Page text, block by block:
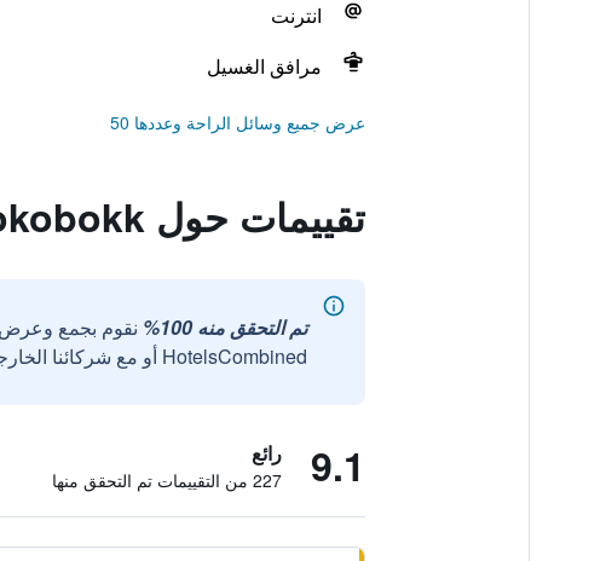
انترنت
مرافق الغسيل
عرض جميع وسائل الراحة وعددها 50
تقييمات حول Maison D'hotes Niokobokk
تم التحقق منه 100%
نقوم بجمع وعرض
HotelsCombined أو مع شركائنا الخارجيين الموثوقين.
9.1 رائع
227 من التقييمات تم التحقق منها